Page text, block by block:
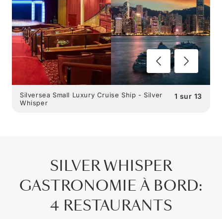
1 sur 13
Silversea Small Luxury Cruise Ship - Silver
Whisper
SILVER WHISPER
GASTRONOMIE À BORD:
4 RESTAURANTS